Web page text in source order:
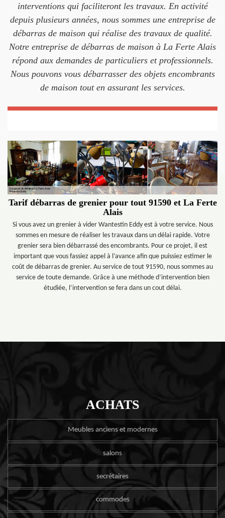
interventions qui faciliteront les travaux. En activité
depuis plusieurs années, nous sommes une entreprise de
débarras de maison qui réalise des travaux de qualité.
Notre entreprise de débarras de maison à La Ferte Alais
répond aux demandes de particuliers et professionnels.
Nous pouvons vous débarrasser des objets encombrants
de maison tout en assurant les services.
Tarif débarras de grenier pour tout 91590 et La Ferte
Alais
Si vous avez un grenier à vider Wantestin Eddy est à votre service. Nous
sommes en mesure de réaliser les travaux dans un délai rapide. Votre
grenier sera bien débarrassé des encombrants. Pour ce projet, il est
important que vous fassiez appel à l’avance afin que puissiez estimer le
coût de débarras de grenier. Au service de tout 91590, nous sommes au
service de toute demande. Grâce à une méthode d’intervention bien
étudiée, l’intervention se fera dans un cout délai.
ACHATS
Meubles anciens et modernes
salons
secrétaires
commodes